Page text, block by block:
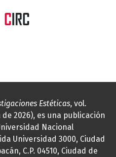
Estéticas, vol.
2026), es una publicación
Nacional
Universidad 3000, Ciudad
C.P. 04510, Ciudad de